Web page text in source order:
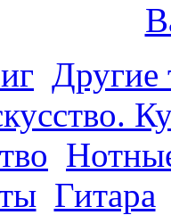
Другие
Гитара